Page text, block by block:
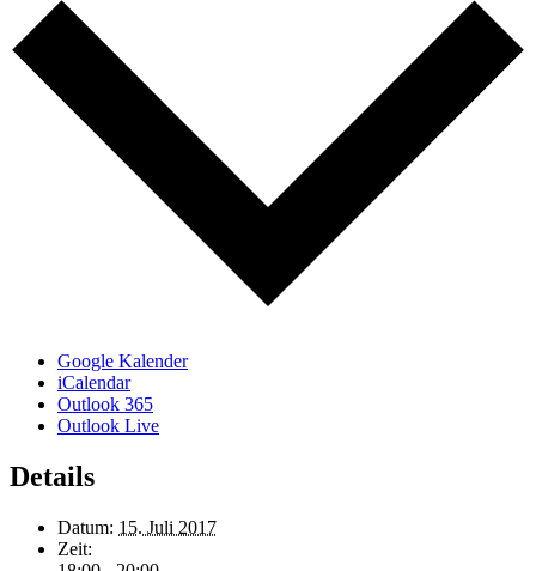
Google Kalender
iCalendar
Outlook 365
Outlook Live
Details
Datum: 15. Juli 2017
Zeit: